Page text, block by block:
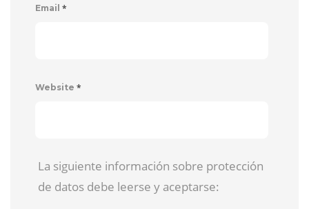
Email *
Website *
La siguiente información sobre protección
de datos debe leerse y aceptarse: